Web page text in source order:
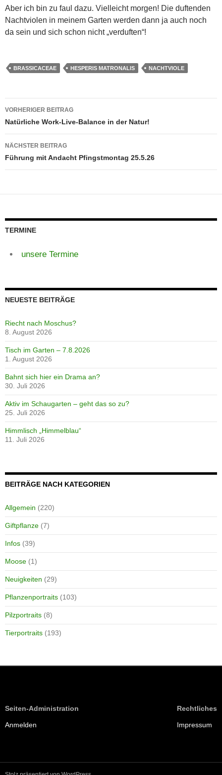
Aber ich bin zu faul dazu. Vielleicht morgen! Die duftenden
Nachtviolen in meinem Garten werden dann ja auch noch
da sein und sich schon nicht „verduften“!
BRASSICACEAE HESPERIS MATRONALIS NACHTVIOLE
Beitragsnavigation
VORHERIGER BEITRAG
Natürliche Work-Live-Balance in der Natur!
NÄCHSTER BEITRAG
Führung mit Andacht Pfingstmontag 25.5.26
TERMINE
unsere Termine
NEUESTE BEITRÄGE
Riecht nach Moschus?
8. August 2026
Tisch im Garten – 7.8.2026
1. August 2026
Bahnt sich hier ein Drama an?
30. Juli 2026
Aktiv im Schaugarten – geht das so zu?
25. Juli 2026
Himmlisch „Himmelblau“
11. Juli 2026
BEITRÄGE NACH KATEGORIEN
Allgemein (220)
Giftpflanze (7)
Infos (39)
Moose (1)
Neuigkeiten (29)
Pflanzenportraits (103)
Pilzportraits (8)
Tierportraits (193)
Seiten-Administration
Anmelden
Rechtliches
Impressum